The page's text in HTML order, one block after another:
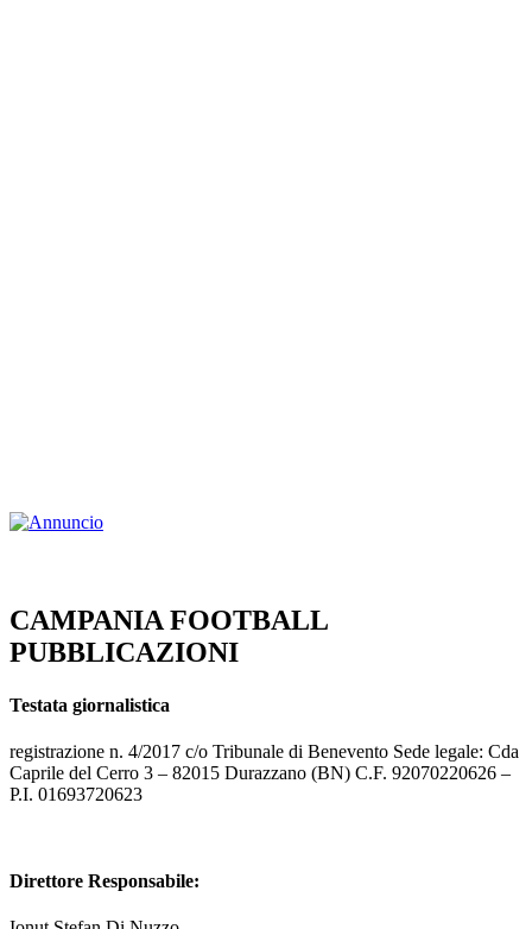
CAMPANIA FOOTBALL
PUBBLICAZIONI
Testata giornalistica
registrazione n. 4/2017 c/o Tribunale di Benevento Sede legale: Cda
Caprile del Cerro 3 – 82015 Durazzano (BN) C.F. 92070220626 –
P.I. 01693720623
Direttore Responsabile: